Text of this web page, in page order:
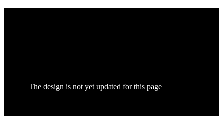
The design is not yet updated for this page